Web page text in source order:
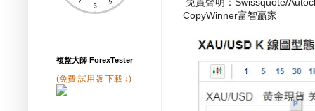
免責聲明：Swissquote/
CopyWinner富智贏家
複盤大師 ForexTester
(免費.試用版 下載 ↓)